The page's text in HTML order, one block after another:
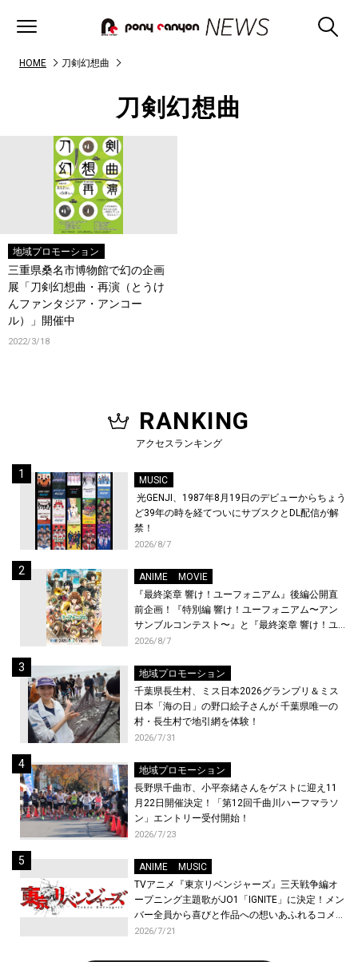
HOME 刀剣幻想曲
刀剣幻想曲
地域プロモーション
三重県桑名市博物館で幻の企画
展「刀剣幻想曲・再演（とうけ
んファンタジア・アンコー
ル）」開催中
2022/3/18
RANKING
アクセスランキング
MUSIC
光GENJI、1987年8月19日のデビューからちょう
ど39年の時を経てついにサブスクとDL配信が解
禁！
2026/8/7
ANIME
MOVIE
『最終楽章 響け！ユーフォニアム』後編公開直
前企画！『特別編 響け！ユーフォニアム〜アン
サンブルコンテスト〜』と『最終楽章 響け！ユ
ーフォニアム』前編の一挙上映が決定！
2026/8/7
地域プロモーション
千葉県長生村、ミス日本2026グランプリ＆ミス
日本「海の日」の野口絵子さんが 千葉県唯一の
村・長生村で地引網を体験！
2026/7/31
地域プロモーション
長野県千曲市、小平奈緒さんをゲストに迎え11
月22日開催決定！「第12回千曲川ハーフマラソ
ン」エントリー受付開始！
2026/7/23
ANIME
MUSIC
TVアニメ『東京リベンジャーズ』三天戦争編オ
ープニング主題歌がJO1「IGNITE」に決定！メン
バー全員から喜びと作品への想いあふれるコメン
トが到着！9月に東京・大阪で先行上映会を開
2026/7/21